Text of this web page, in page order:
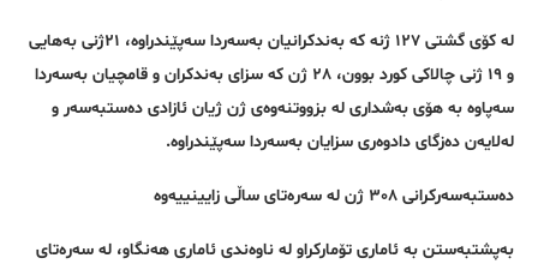
لە کۆی گشتی ١٢٧ ژنە کە بەندکرانیان بەسەردا سەپێندراوە، ٢١ژنی بەهایی
و ١٩ ژنی چالاکی کورد بوون، ٢٨ ژن کە سزای بەندکران و قامچیان بەسەردا
سەپاوە بە هۆی بەشداری لە بزووتنەوەی ژن ژیان ئازادی دەستبەسەر و
لەلایەن دەزگای دادوەری سزایان بەسەردا سەپێندراوە.
دەستبەسەرکرانی ٣٠٨ ژن لە سەرەتای ساڵی زایینییەوە
بەپشتبەستن بە ئاماری تۆمارکراو لە ناوەندی ئاماری هەنگاو، لە سەرەتای